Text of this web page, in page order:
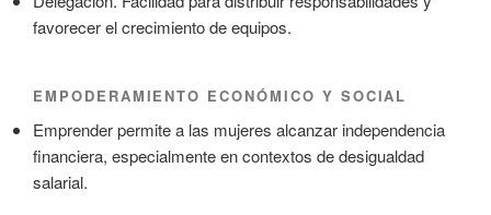
favorecer el crecimiento de equipos.
EMPODERAMIENTO ECONÓMICO Y SOCIAL
Emprender permite a las mujeres alcanzar independencia
financiera, especialmente en contextos de desigualdad
salarial.